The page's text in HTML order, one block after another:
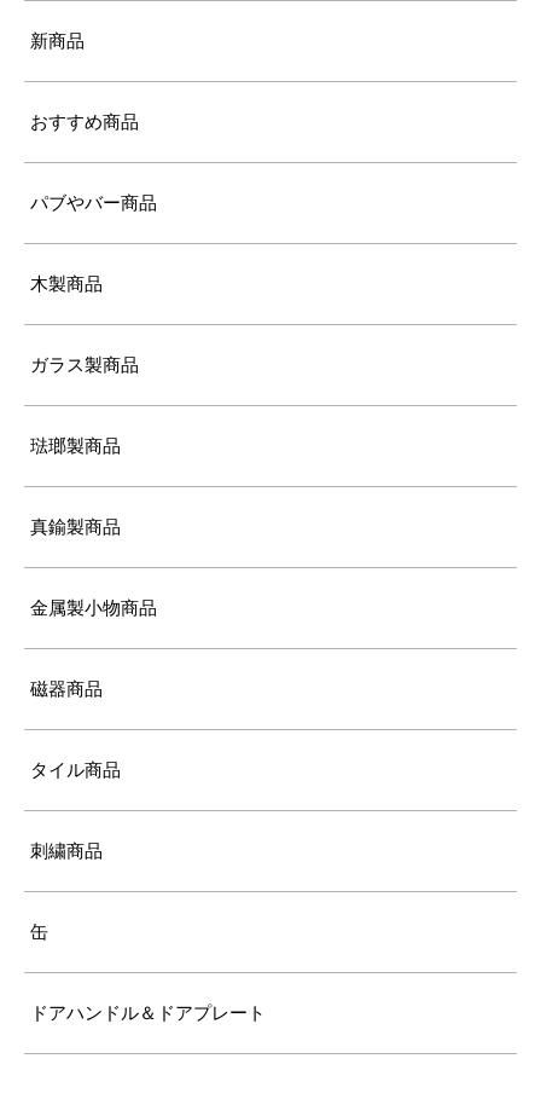
新商品
おすすめ商品
パブやバー商品
木製商品
ガラス製商品
琺瑯製商品
真鍮製商品
金属製小物商品
磁器商品
タイル商品
刺繍商品
缶
ドアハンドル＆ドアプレート